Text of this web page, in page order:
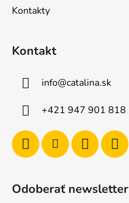
Kontakty
Kontakt
info@catalina.sk
+421 947 901 818
Odoberať newsletter